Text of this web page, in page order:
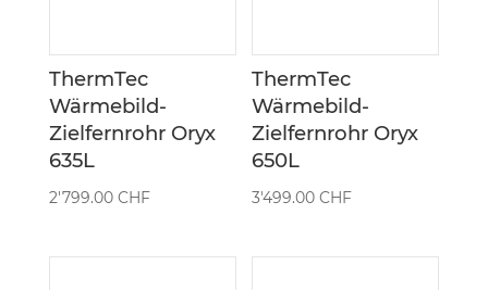
ThermTec
Wärmebild-
Zielfernrohr Oryx
635L
2'799.00 CHF
ThermTec
Wärmebild-
Zielfernrohr Oryx
650L
3'499.00CHF